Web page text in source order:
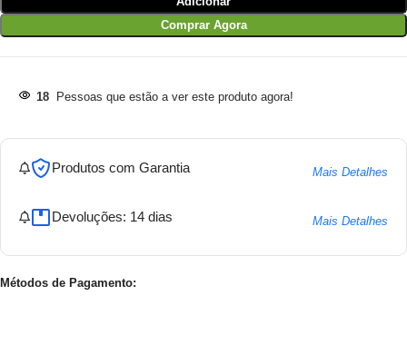
Comprar Agora
18 Pessoas que estão a ver este produto agora!
Produtos com Garantia Mais Detalhes
Devoluções: 14 dias Mais Detalhes
Métodos de Pagamento: